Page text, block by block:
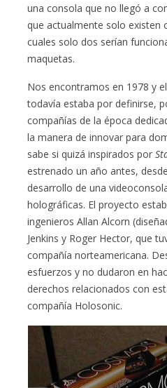
una consola que no llegó a
que actualmente solo existen
cuales solo dos serían
maquetas.
Nos encontramos en 1978 y
todavía estaba por definirse,
compañías de la época
la manera de innovar para
sabe si quizá inspirados por
estrenado un año antes,
desarrollo de una
holográficas. El proyecto
ingenieros Allan Alcorn
Jenkins y Roger Hector, que
compañía norteamericana.
esfuerzos y no dudaron en
derechos relacionados con
compañía Holosonic.